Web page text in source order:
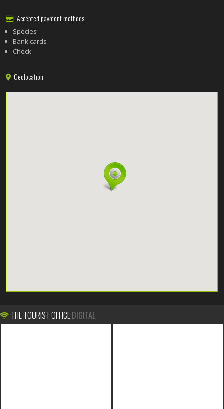
Accepted payment methods
Species
Bank cards
Check
Geolocation
THE TOURIST OFFICEDIGITAL